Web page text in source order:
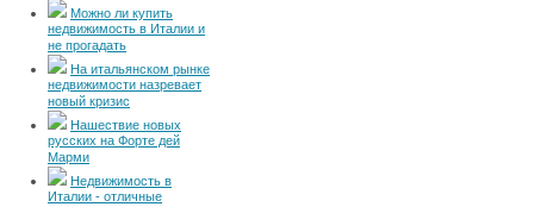
Можно ли купить
недвижимость в Италии и
не прогадать
На итальянском рынке
недвижимости назревает
новый кризис
Нашествие новых
русских на Форте дей
Марми
Недвижимость в
Италии - отличные